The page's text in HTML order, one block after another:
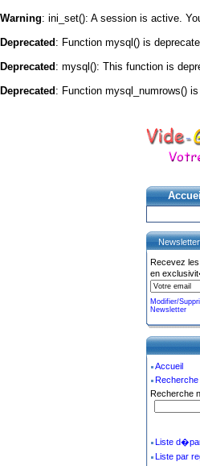
Warning: ini_set(): A session is active.
Deprecated : Function mysql() is
Deprecated : mysql(): This function is
Deprecated : Function mysql_numrows()
Newsletter
Recevez
en
Modifier/
Newsletter
Accueil
Recherche
Recherche
Liste
Liste par